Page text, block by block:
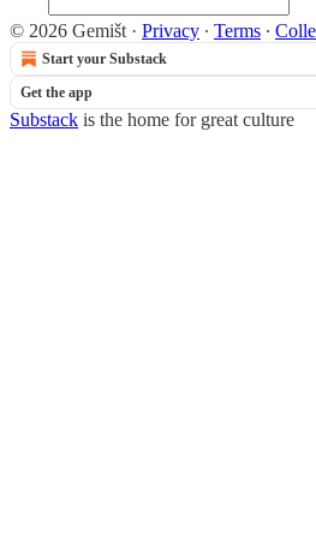
© 2026 Gemišt · Privacy ∙ Terms ∙
Start your Substack
Get the app
Substack is the home for great culture